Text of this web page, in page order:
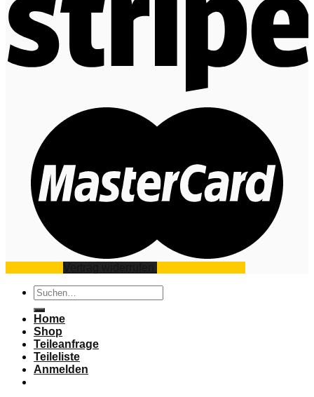
Suchen
nach:
Home
Shop
Teileanfrage
Teileliste
Anmelden